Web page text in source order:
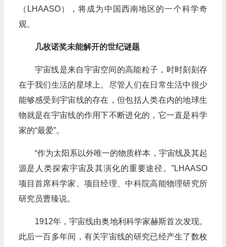
（LHAASO），将成为中国西南地区的一个科学奇
观。
几枚诺奖未能解开的世纪谜题
宇宙线是来自宇宙空间的高能粒子，时时刻刻存
在于我们生活的星球上。尽管人们在日常生活中很少
能够感受到宇宙线的存在，但包括人类在内的地球生
物就是在宇宙线的作用下不断进化的，它一直是科学
家的“最爱”。
“作为太阳系以外唯一的物质样本，宇宙线及其起
源是人类探索宇宙及其演化的重要途径。”LHAASO
项目首席科学家、项目经理、中科院高能物理研究所
研究员曹臻说。
1912年，宇宙线由奥地利科学家赫斯首次发现。
此后一百多年间，有关宇宙线的研究已经产生了数枚